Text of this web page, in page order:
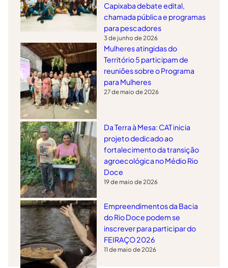
Capixaba debate edital,
chamada pública e programas
para pescadores
3 de junho de 2026
Mulheres atingidas do
Território 5 participam de
reuniões sobre o Programa
para Mulheres
27 de maio de 2026
Da Terra à Mesa: CAT inicia
projeto dedicado ao
fortalecimento da transição
agroecológica no Médio Rio
Doce
19 de maio de 2026
Empreendimentos da Bacia
do Rio Doce podem se
inscrever para participar do
FEIRAÇO 2026
11 de maio de 2026